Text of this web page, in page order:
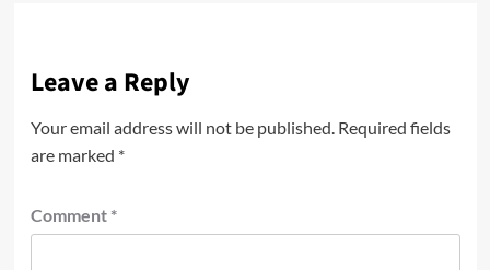
Leave a Reply
Your email address will not be published. Required fields
are marked *
Comment *